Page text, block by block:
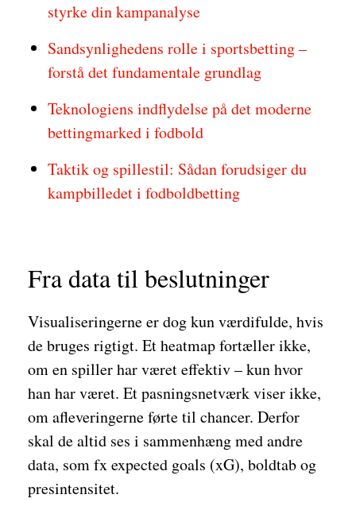
styrke din kampanalyse
Sandsynlighedens rolle i sportsbetting –
forstå det fundamentale grundlag
Teknologiens indflydelse på det moderne
bettingmarked i fodbold
Taktik og spillestil: Sådan forudsiger du
kampbilledet i fodboldbetting
Fra data til beslutninger
Visualiseringerne er dog kun værdifulde, hvis
de bruges rigtigt. Et heatmap fortæller ikke,
om en spiller har været effektiv – kun hvor
han har været. Et pasningsnetværk viser ikke,
om afleveringerne førte til chancer. Derfor
skal de altid ses i sammenhæng med andre
data, som fx expected goals (xG), boldtab og
presintensitet.